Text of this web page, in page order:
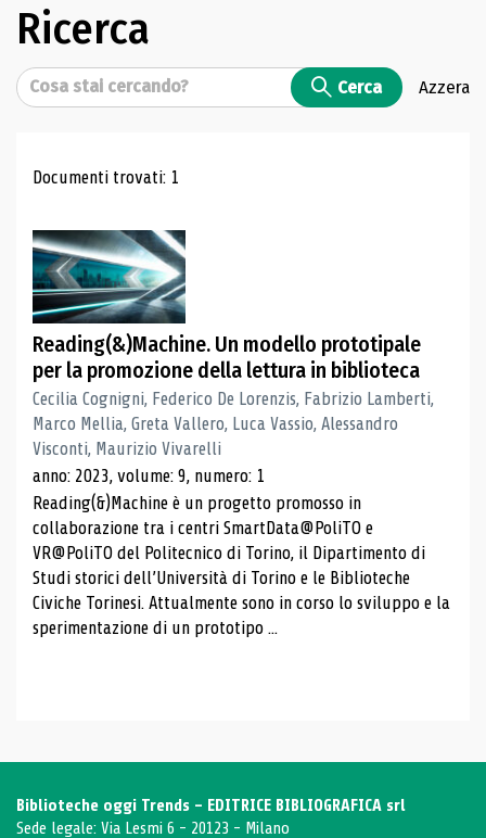
Ricerca
Cerca Cerca Azzera
Risultati di ricerca
Documenti trovati: 1
Reading(&)Machine. Un modello prototipale
per la promozione della lettura in biblioteca
Cecilia Cognigni, Federico De Lorenzis, Fabrizio Lamberti,
Marco Mellia, Greta Vallero, Luca Vassio, Alessandro
Visconti, Maurizio Vivarelli
anno: 2023, volume: 9, numero: 1
Reading(&)Machine è un progetto promosso in
collaborazione tra i centri SmartData@PoliTO e
VR@PoliTO del Politecnico di Torino, il Dipartimento di
Studi storici dell’Università di Torino e le Biblioteche
Civiche Torinesi. Attualmente sono in corso lo sviluppo e la
sperimentazione di un prototipo ...
Biblioteche oggi Trends - EDITRICE BIBLIOGRAFICA srl
Sede legale: Via Lesmi 6 - 20123 - Milano